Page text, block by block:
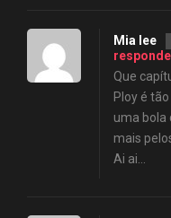
Mia lee
Que
Ploy é
uma bola
mais
Ai ai…